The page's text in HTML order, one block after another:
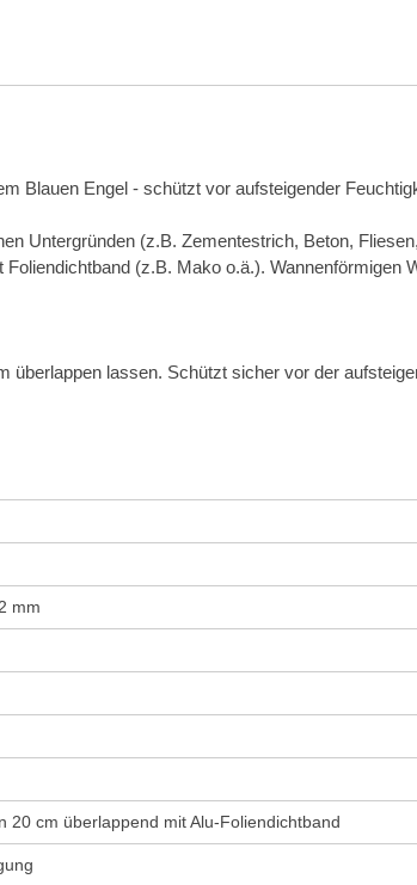
Blauen Engel - schützt vor aufsteigender
Untergründen (z.B. Zementestrich, Beton,
(z.B. Mako o.ä.). Wannenförmigen
lassen. Schützt sicher vor der
mm
20 cm überlappend mit Alu-Foliendichtband